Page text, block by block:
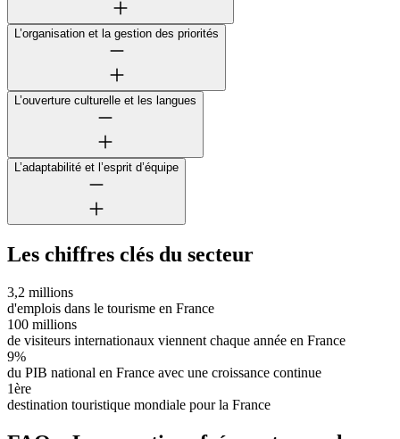
L’organisation et la gestion des priorités
L’ouverture culturelle et les langues
L’adaptabilité et l’esprit d’équipe
Les chiffres clés du secteur
3,2 millions
d'emplois dans le tourisme en France
100 millions
de visiteurs internationaux viennent chaque année en France
9%
du PIB national en France avec une croissance continue
1ère
destination touristique mondiale pour la France